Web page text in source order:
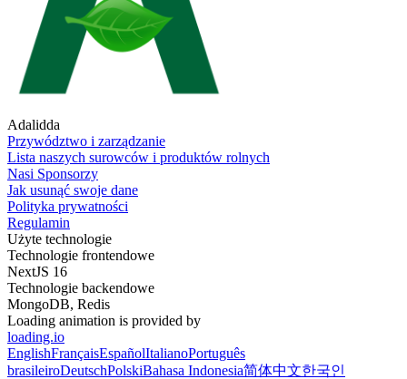
Adalidda
Przywództwo i zarządzanie
Lista naszych surowców i produktów rolnych
Nasi Sponsorzy
Jak usunąć swoje dane
Polityka prywatności
Regulamin
Użyte technologie
Technologie frontendowe
NextJS 16
Technologie backendowe
MongoDB, Redis
Loading animation is provided by
loading.io
EnglishFrançaisEspañolItalianoPortuguês
brasileiroDeutschPolskiBahasa Indonesia简体中文한국인